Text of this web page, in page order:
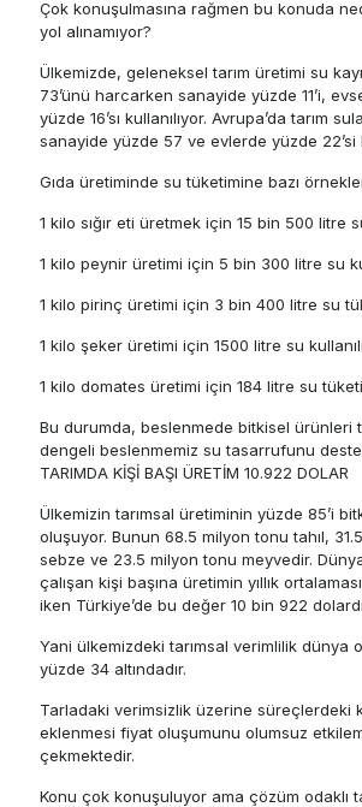
Çok konuşulmasına rağmen bu konuda
yol alınamıyor?
Ülkemizde, geleneksel tarım üretimi su
73’ünü harcarken sanayide yüzde 11’i,
yüzde 16’sı kullanılıyor. Avrupa’da tarım
sanayide yüzde 57 ve evlerde yüzde 22’si
Gıda üretiminde su tüketimine bazı
1 kilo sığır eti üretmek için 15 bin 500 litre
1 kilo peynir üretimi için 5 bin 300 litre su
1 kilo pirinç üretimi için 3 bin 400 litre su
1 kilo şeker üretimi için 1500 litre su
1 kilo domates üretimi için 184 litre su
Bu durumda, beslenmede bitkisel ürünleri
dengeli beslenmemiz su tasarrufunu
TARIMDA KİŞİ BAŞI ÜRETİM 10.922 DOLAR
Ülkemizin tarımsal üretiminin yüzde 85’i
oluşuyor. Bunun 68.5 milyon tonu tahıl,
sebze ve 23.5 milyon tonu meyvedir.
çalışan kişi başına üretimin yıllık
iken Türkiye’de bu değer 10 bin 922
Yani ülkemizdeki tarımsal verimlilik dünya
yüzde 34 altındadır.
Tarladaki verimsizlik üzerine süreçlerdeki
eklenmesi fiyat oluşumunu olumsuz
çekmektedir.
Konu çok konuşuluyor ama çözüm odaklı